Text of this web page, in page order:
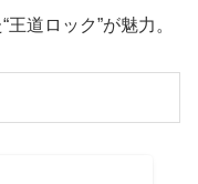
道ロック”が魅力。